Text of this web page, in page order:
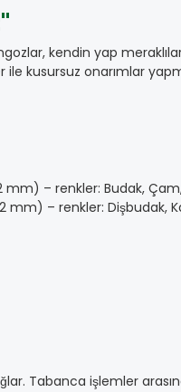
kendin yap
kusursuz onarımlar
mm) – renkler: Budak,
mm) – renkler: Dişbudak,
Tabanca işlemler